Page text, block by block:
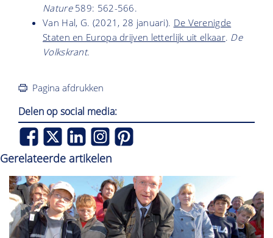
Nature 589: 562-566.
Van Hal, G. (2021, 28 januari). De Verenigde
Staten en Europa drijven letterlijk uit elkaar. De
Volkskrant.
Pagina afdrukken
Delen op social media:
Gerelateerde artikelen